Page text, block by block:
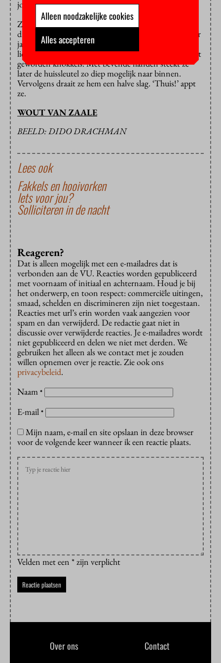
jouw looptempo aannemen?
Ze kijkt opzij en schrikt. Het donkere figuur staat
dichterbij. Of vergist ze zich? Ze haalt de hand uit haar
jaszak waarmee ze de sleutel zowat fijnknijpt. De
lichten aan de overkant van het IJ schijnen op haar wit
geworden knokkels. Met bevende handen steekt ze
later de huissleutel zo diep mogelijk naar binnen.
Vervolgens draait ze hem een halve slag. ‘Thuis!’ appt
ze.
WOUT VAN ZAALE
BEELD: DIDO DRACHMAN
Lees ook
Fakkels en hooivorken
Iets voor jou?
Solliciteren in de nacht
Reageren?
Dat is alleen mogelijk met een e-mailadres dat is
verbonden aan de VU. Reacties worden gepubliceerd
met voornaam of initiaal en achternaam. Houd je bij
het onderwerp, en toon respect: commerciële uitingen,
smaad, schelden en discrimineren zijn niet toegestaan.
Reacties met url’s erin worden vaak aangezien voor
spam en dan verwijderd. De redactie gaat niet in
discussie over verwijderde reacties. Je e-mailadres wordt
niet gepubliceerd en delen we niet met derden. We
gebruiken het alleen als we contact met je zouden
willen opnemen over je reactie. Zie ook ons
privacybeleid.
Naam *
E-mail *
Mijn naam, e-mail en site opslaan in deze browser
voor de volgende keer wanneer ik een reactie plaats.
Velden met een * zijn verplicht
Over ons Contact
Alleen noodzakelijke cookies
Alles accepteren